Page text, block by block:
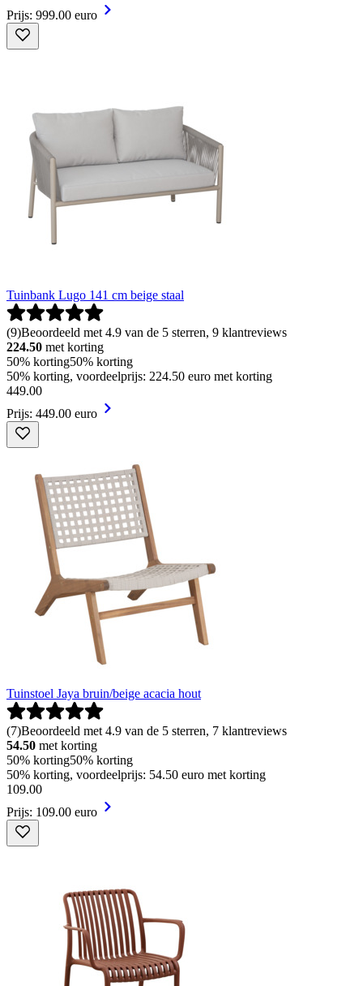
Prijs: 999.00 euro
Tuinbank Lugo 141 cm beige staal
(9)Beoordeeld met 4.9 van de 5 sterren, 9 klantreviews
224.50 met korting
50% korting50% korting
50% korting, voordeelprijs: 224.50 euro met korting
449.00
Prijs: 449.00 euro
Tuinstoel Jaya bruin/beige acacia hout
(7)Beoordeeld met 4.9 van de 5 sterren, 7 klantreviews
54.50 met korting
50% korting50% korting
50% korting, voordeelprijs: 54.50 euro met korting
109.00
Prijs: 109.00 euro